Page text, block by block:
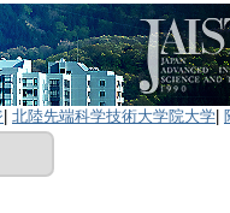
北陸先端科学技術大学院大学